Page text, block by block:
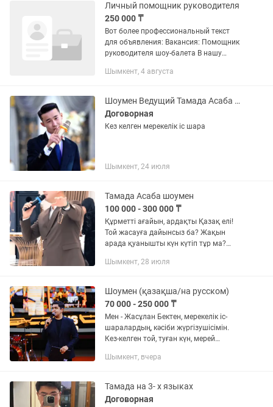
Личный помощник руководителя
250 000 ₸
Вот более профессиональный текст
для объявления: Вакансия: Помощник
руководителя шоу-балета В нашу
руководителя. Ищем ответственную,
девушку,...
Шымкент, 4 августа
Шоумен Ведущий Тамада Асаба каз рус
Договорная
Кез келген мерекелік іс шара
Шымкент, 24 июля
Тамада Асаба шоумен
100 000 - 300 000 ₸
Құрметті ағайын, ардақты Қазақ елі!
Той жасауға дайынсыз ба? Жақын
арада қуанышты күн күтіп тұр ма?
форматта өткенін қалайсыз ба? Кәсіби
Шымкент, 28 июля
Шоумен (қазақша/на русском)
70 000 - 250 000 ₸
Мен - Жасұлан Бектен, мерекелік іс-
шаралардың, кәсіби жүргізушісімін.
Кез-келген той, туған күн, мерей
өткізгіңіз келсе, хабарласыңыз! Я -
Шымкент, вчера
Тамада на 3- х языках
Договорная